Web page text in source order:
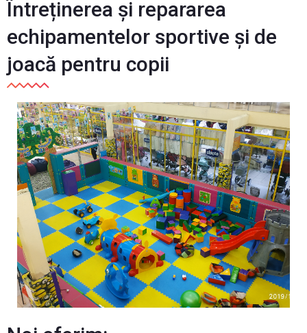
Întreținerea și repararea
echipamentelor sportive și de
joacă pentru copii